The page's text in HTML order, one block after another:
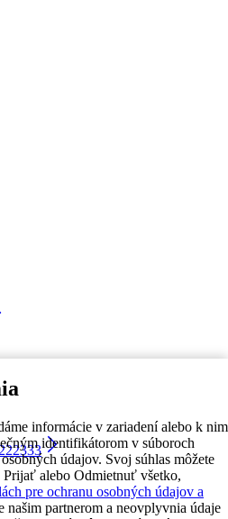
informácie v zariadení alebo k nim
identifikátorom v súboroch
údajov. Svoj súhlas môžete
alebo Odmietnuť všetko,
pre ochranu osobných údajov a
partnerom a neovplyvnia údaje